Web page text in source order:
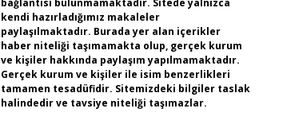
bağlantısı bulunmamaktadır. Sitede yalnızca
kendi hazırladığımız makaleler
paylaşılmaktadır. Burada yer alan içerikler
haber niteliği taşımamakta olup, gerçek kurum
ve kişiler hakkında paylaşım yapılmamaktadır.
Gerçek kurum ve kişiler ile isim benzerlikleri
tamamen tesadüfidir. Sitemizdeki bilgiler taslak
halindedir ve tavsiye niteliği taşımazlar.